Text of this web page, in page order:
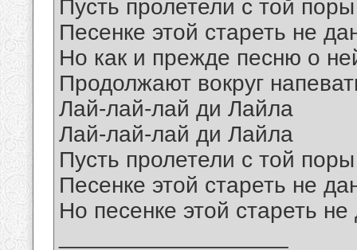
Пусть пролетели с той поры
Песенке этой стареть не
Но как и прежде песню о
Продолжают вокруг
Лай-лай-лай ди Лайла
Лай-лай-лай ди Лайла
Пусть пролетели с той поры
Песенке этой стареть не
Но песенке этой стареть не